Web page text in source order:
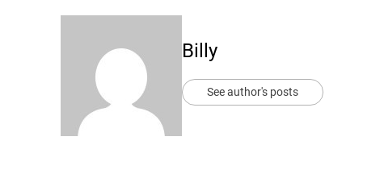
Billy
See author's posts